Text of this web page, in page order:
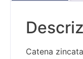
Catena